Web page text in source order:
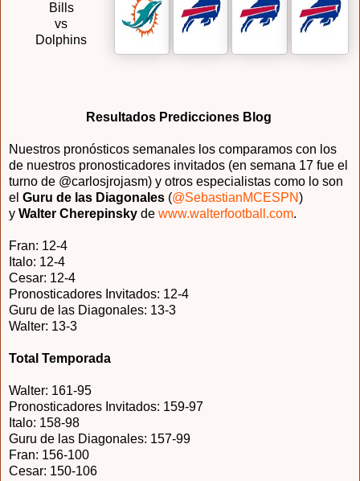
Bills
vs
Dolphins
Resultados Predicciones Blog
Nuestros pronósticos semanales los comparamos con los
de nuestros pronosticadores invitados (en semana 17 fue el
turno de @carlosjrojasm) y otros especialistas como lo son
el Guru de las Diagonales (@SebastianMCESPN)
y Walter Cherepinsky de www.walterfootball.com.
Fran: 12-4
Italo: 12-4
Cesar: 12-4
Pronosticadores Invitados: 12-4
Guru de las Diagonales: 13-3
Walter: 13-3
Total Temporada
Walter: 161-95
Pronosticadores Invitados: 159-97
Italo: 158-98
Guru de las Diagonales: 157-99
Fran: 156-100
Cesar: 150-106